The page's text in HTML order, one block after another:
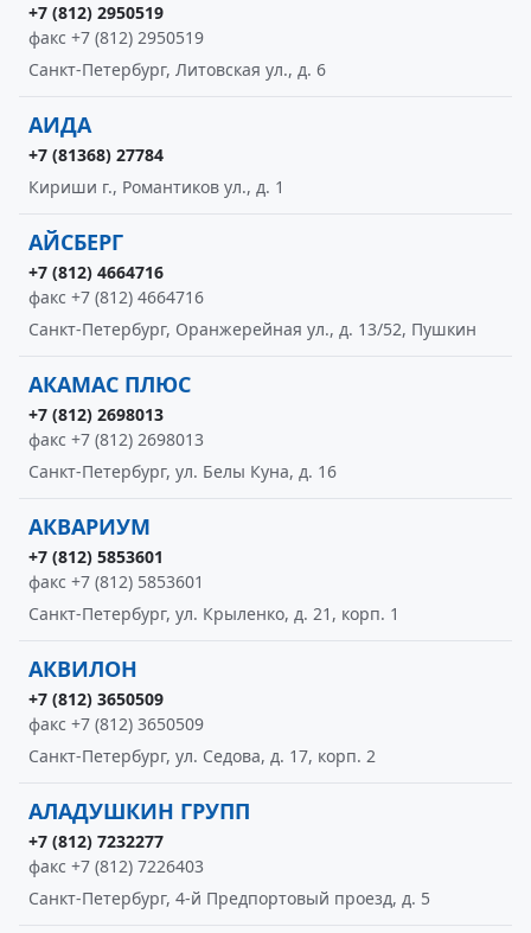
+7 (812) 2950519
факс +7 (812) 2950519
Санкт-Петербург, Литовская ул., д. 6
АИДА
+7 (81368) 27784
Кириши г., Романтиков ул., д. 1
АЙСБЕРГ
+7 (812) 4664716
факс +7 (812) 4664716
Санкт-Петербург, Оранжерейная ул., д. 13/52, Пушкин
АКАМАС ПЛЮС
+7 (812) 2698013
факс +7 (812) 2698013
Санкт-Петербург, ул. Белы Куна, д. 16
АКВАРИУМ
+7 (812) 5853601
факс +7 (812) 5853601
Санкт-Петербург, ул. Крыленко, д. 21, корп. 1
АКВИЛОН
+7 (812) 3650509
факс +7 (812) 3650509
Санкт-Петербург, ул. Седова, д. 17, корп. 2
АЛАДУШКИН ГРУПП
+7 (812) 7232277
факс +7 (812) 7226403
Санкт-Петербург, 4-й Предпортовый проезд, д. 5